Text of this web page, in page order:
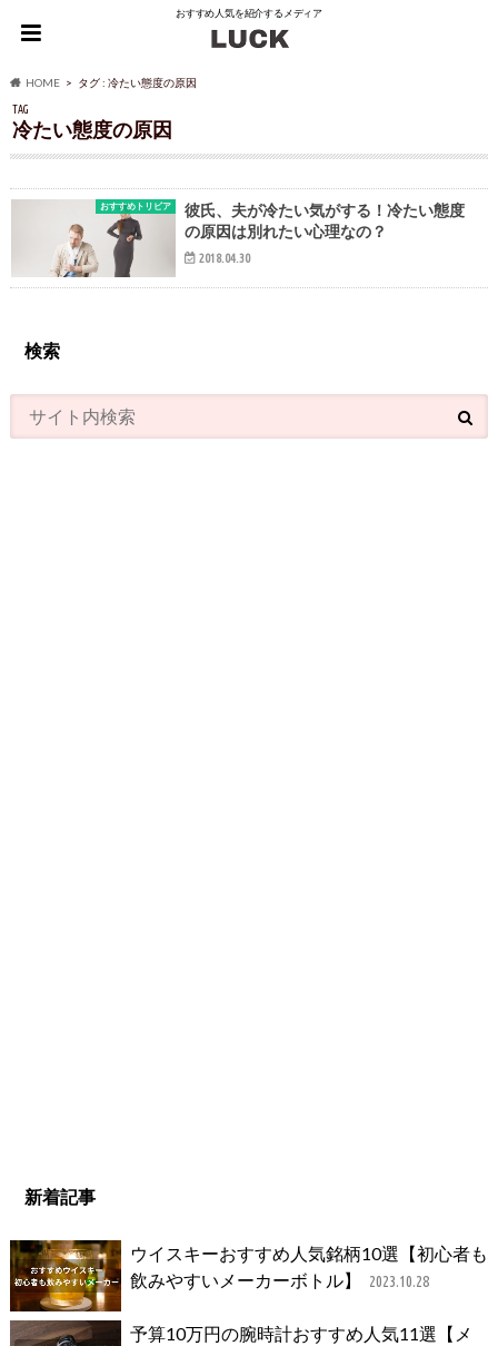
おすすめ人気を紹介するメディア
HOME タグ : 冷たい態度の原因
TAG
冷たい態度の原因
おすすめトリビア
彼氏、夫が冷たい気がする！冷たい態度
の原因は別れたい心理なの？
2018.04.30
検索
新着記事
ウイスキーおすすめ人気銘柄10選【初心者も
飲みやすいメーカーボトル】
2023.10.28
予算10万円の腕時計おすすめ人気11選【メ